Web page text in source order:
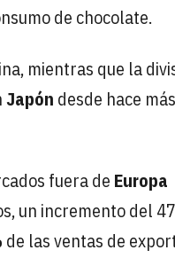
de chocolate.
mientras que la
Japón desde hace
fuera de Europa
un incremento del
de las ventas de